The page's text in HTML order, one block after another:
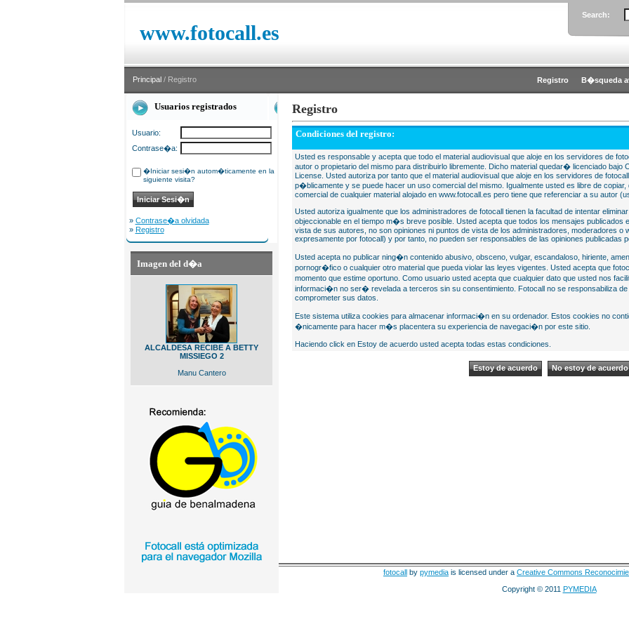
www.fotocall.es
Search:
Principal / Registro Registro B�squeda
Usuarios registrados
Usuario:
Contrase�a:
�Iniciar sesi�n autom�ticamente en la
siguiente visita?
» Contrase�a olvidada
» Registro
Imagen del d�a
ALCALDESA RECIBE A BETTY
MISSIEGO 2
Manu Cantero
Registro
Condiciones del registro:
Usted es responsable y acepta que todo el material audiovisual que aloje en los servidores de
autor o propietario del mismo para distribuirlo libremente. Dicho material quedar� licenciado
License. Usted autoriza por tanto que el material audiovisual que aloje en los servidores de
p�blicamente y se puede hacer un uso comercial del mismo. Igualmente usted es libre de
comercial de cualquier material alojado en www.fotocall.es pero tiene que referenciar a su autor
Usted autoriza igualmente que los administradores de fotocall tienen la facultad de intentar
objeccionable en el tiempo m�s breve posible. Usted acepta que todos los mensajes publicados
vista de sus autores, no son opiniones ni puntos de vista de los administradores, moderadores
expresamente por fotocall) y por tanto, no pueden ser responsables de las opiniones publicadas
Usted acepta no publicar ning�n contenido abusivo, obsceno, vulgar, escandaloso, hiriente,
pornogr�fico o cualquier otro material que pueda violar las leyes vigentes. Usted acepta que
momento que estime oportuno. Como usuario usted acepta que cualquier dato que usted nos
informaci�n no ser� revelada a terceros sin su consentimiento. Fotocall no se responsabiliza
comprometer sus datos.
Este sistema utiliza cookies para almacenar informaci�n en su ordenador. Estos cookies no
�nicamente para hacer m�s placentera su experiencia de navegaci�n por este sitio.
Haciendo click en Estoy de acuerdo usted acepta todas estas condiciones.
fotocall by pymedia is licensed under a Creative Commons
Copyright © 2011 PYMEDIA